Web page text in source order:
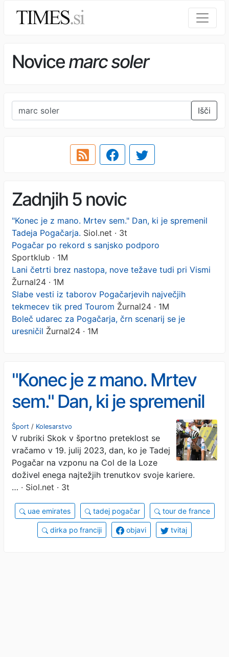
Novicemarc soler
Išči
Zadnjih 5 novic
"Konec je z mano. Mrtev sem." Dan, ki je spremenil
Tadeja Pogačarja. Siol.net · 3t
Pogačar po rekord s sanjsko podporo
Sportklub · 1M
Lani četrti brez nastopa, nove težave tudi pri Vismi
Žurnal24 · 1M
Slabe vesti iz taborov Pogačarjevih največjih
tekmecev tik pred Tourom Žurnal24 · 1M
Boleč udarec za Pogačarja, črn scenarij se je
uresničil Žurnal24 · 1M
"Konec je z mano. Mrtev
sem." Dan, ki je spremenil
Tadeja Pogačarja.
Šport / Kolesarstvo
V rubriki Skok v športno preteklost se
vračamo v 19. julij 2023, dan, ko je Tadej
Pogačar na vzponu na Col de la Loze
doživel enega najtežjih trenutkov svoje kariere.
… · Siol.net · 3t
uae emirates tadej pogačar tour de france
dirka po franciji objavi tvitaj